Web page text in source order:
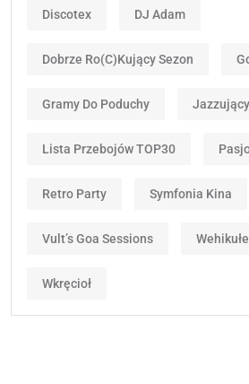
Discotex DJ Adam
Dobrze Ro(c)kujący Sezon
Gramy Do Poduchy
Lista Przebojów TOP30
Retro Party Symfonia Kina
Vult’s Goa Sessions
Wkręcioł